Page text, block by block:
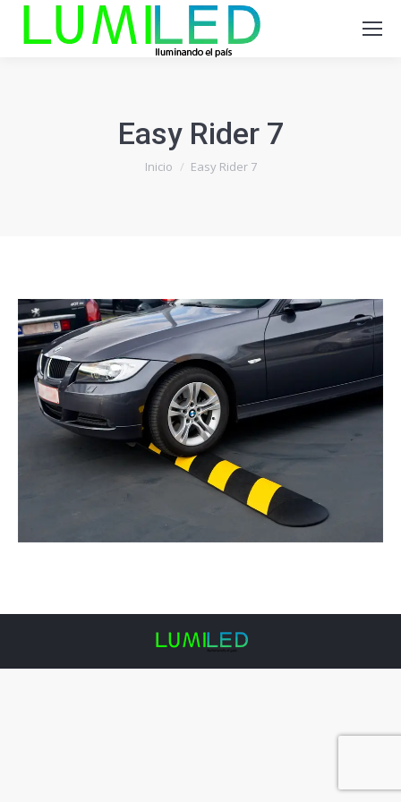
Easy Rider 7
Estás aquí:
Inicio Easy Rider 7